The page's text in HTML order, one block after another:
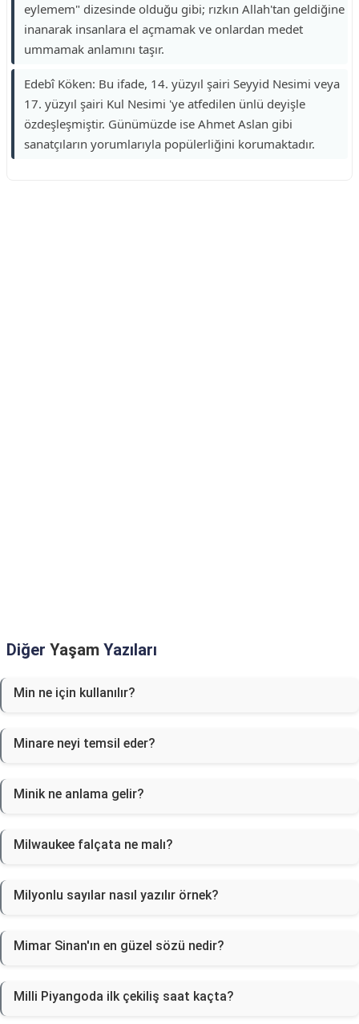
eylemem" dizesinde olduğu gibi; rızkın Allah'tan geldiğine
inanarak insanlara el açmamak ve onlardan medet
ummamak anlamını taşır.
Edebî Köken: Bu ifade, 14. yüzyıl şairi Seyyid Nesimi veya
17. yüzyıl şairi Kul Nesimi 'ye atfedilen ünlü deyişle
özdeşleşmiştir. Günümüzde ise Ahmet Aslan gibi
sanatçıların yorumlarıyla popülerliğini korumaktadır.
Diğer Yaşam Yazıları
Min ne için kullanılır?
Minare neyi temsil eder?
Minik ne anlama gelir?
Milwaukee falçata ne malı?
Milyonlu sayılar nasıl yazılır örnek?
Mimar Sinan'ın en güzel sözü nedir?
Milli Piyangoda ilk çekiliş saat kaçta?